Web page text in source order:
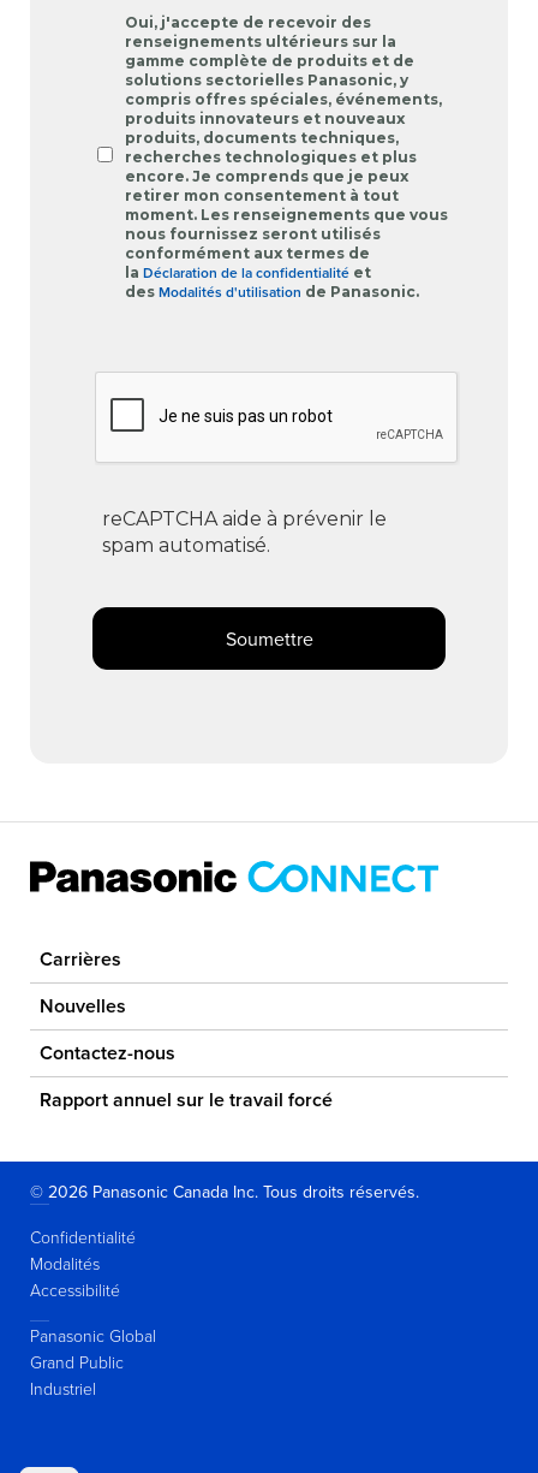
Oui, j'accepte de recevoir des
renseignements ultérieurs sur la
gamme complète de produits et de
solutions sectorielles Panasonic, y
compris offres spéciales, événements,
produits innovateurs et nouveaux
produits, documents techniques,
recherches technologiques et plus
encore. Je comprends que je peux
retirer mon consentement à tout
moment. Les renseignements que vous
nous fournissez seront utilisés
conformément aux termes de
la Déclaration de la confidentialitéet
des Modalités d'utilisation de Panasonic.
reCAPTCHA aide à prévenir le
spam automatisé.
Carrières
Nouvelles
Contactez-nous
Rapport annuel sur le travail forcé
© 2026 Panasonic Canada Inc. Tous droits réservés.
Confidentialité
Modalités
Accessibilité
Panasonic Global
Grand Public
Industriel